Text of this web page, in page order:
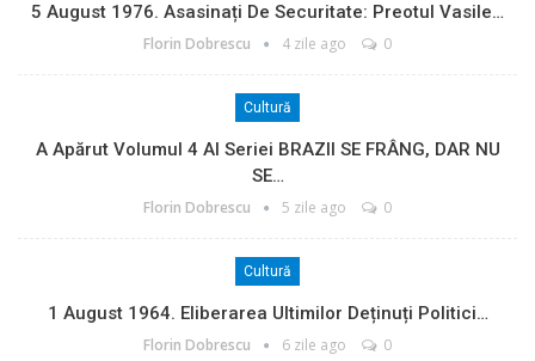
5 August 1976. Asasinați De Securitate: Preotul Vasile…
Florin Dobrescu 4 zile ago 0
Cultură
A Apărut Volumul 4 Al Seriei BRAZII SE FRÂNG, DAR NU
SE…
Florin Dobrescu 5 zile ago 0
Cultură
1 August 1964. Eliberarea Ultimilor Deținuți Politici…
Florin Dobrescu 6 zile ago 0